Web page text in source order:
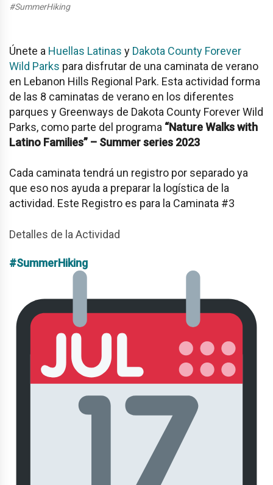
#SummerHiking
Únete a Huellas Latinas y Dakota County Forever
Wild Parks para disfrutar de una caminata de verano
en Lebanon Hills Regional Park. Esta actividad forma
de las 8 caminatas de verano en los diferentes
parques y Greenways de Dakota County Forever Wild
Parks, como parte del programa “Nature Walks with
Latino Families” – Summer series 2023
Cada caminata tendrá un registro por separado ya
que eso nos ayuda a preparar la logística de la
actividad. Este Registro es para la Caminata #3
Detalles de la Actividad
#SummerHiking